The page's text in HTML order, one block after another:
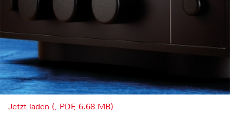
Jetzt laden (, PDF, 6.68 MB)